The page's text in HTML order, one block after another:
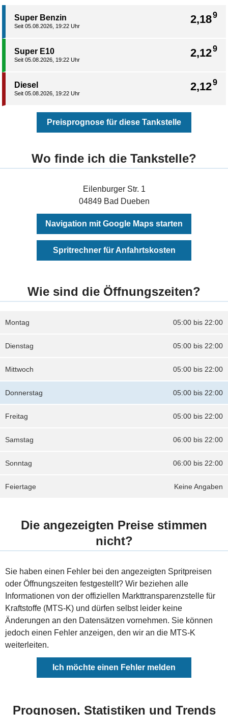
2,189
Super Benzin
Seit 05.08.2026, 19:22 Uhr
2,129
Super E10
Seit 05.08.2026, 19:22 Uhr
2,129
Diesel
Seit 05.08.2026, 19:22 Uhr
Preisprognose für diese Tankstelle
Wo finde ich die Tankstelle?
Eilenburger Str. 1
04849 Bad Dueben
Navigation mit Google Maps starten
Spritrechner für Anfahrtskosten
Wie sind die Öffnungszeiten?
05:00 bis 22:00
Montag
05:00 bis 22:00
Dienstag
05:00 bis 22:00
Mittwoch
05:00 bis 22:00
Donnerstag
05:00 bis 22:00
Freitag
06:00 bis 22:00
Samstag
06:00 bis 22:00
Sonntag
Keine Angaben
Feiertage
Die angezeigten Preise stimmen
nicht?
Sie haben einen Fehler bei den angezeigten Spritpreisen
oder Öffnungszeiten festgestellt? Wir beziehen alle
Informationen von der offiziellen Markttransparenzstelle für
Kraftstoffe (MTS-K) und dürfen selbst leider keine
Änderungen an den Datensätzen vornehmen. Sie können
jedoch einen Fehler anzeigen, den wir an die MTS-K
weiterleiten.
Ich möchte einen Fehler melden
Prognosen, Statistiken und Trends